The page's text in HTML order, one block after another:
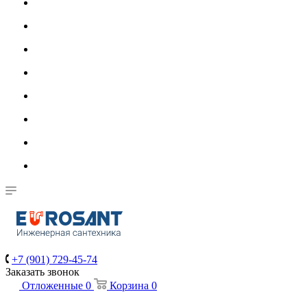
+7 (901) 729-45-74
Заказать звонок
Отложенные 0 Корзина 0